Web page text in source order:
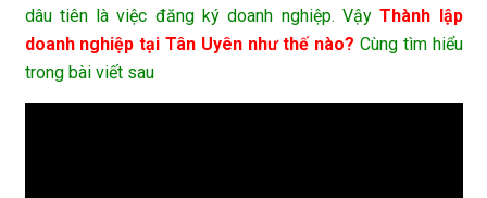
dâu tiên là việc đăng ký doanh nghiệp. VậyThành lập
doanh nghiệp tại Tân Uyên như thế nào? Cùng tìm hiểu
trong bài viết sau